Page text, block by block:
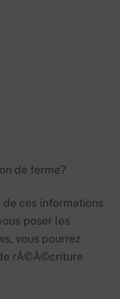
de ferme?
de ces informations
poser les
vous pourrez
rÃ©Ã©criture